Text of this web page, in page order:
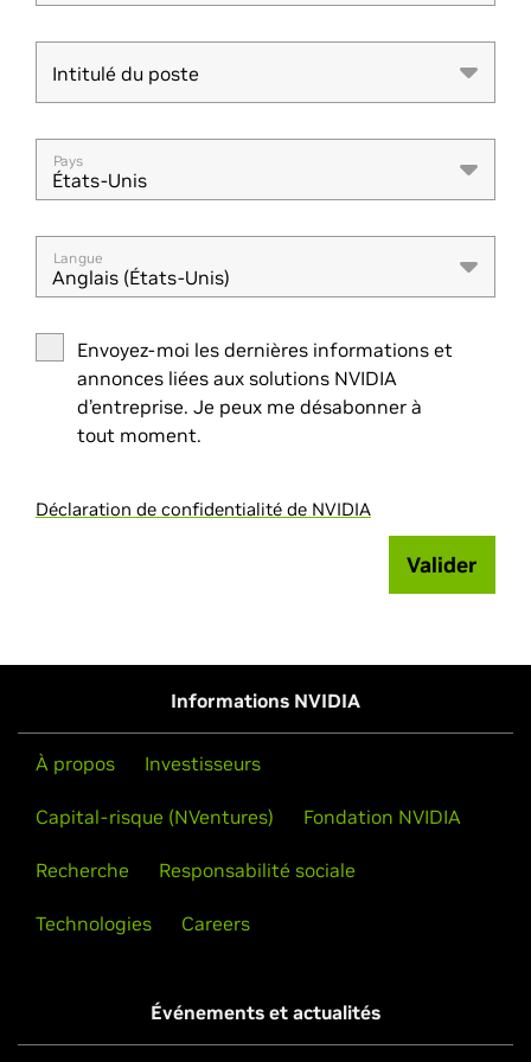
Intitulé du poste
Intitulé du poste
Pays
États-Unis
Langue
Anglais (États-Unis)
Envoyez-moi les dernières informations et
annonces liées aux solutions NVIDIA
d’entreprise. Je peux me désabonner à
tout moment.
Déclaration de confidentialité de NVIDIA
Valider
Informations NVIDIA
À propos Investisseurs
Capital-risque (NVentures) Fondation NVIDIA
Recherche Responsabilité sociale
Technologies Careers
Événements et actualités